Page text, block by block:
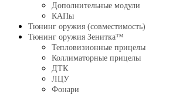
Дополнительные модули
КАПы
Тюнинг оружия (совместимость)
Тюнинг оружия Зенитка™
Тепловизионные прицелы
Коллиматорные прицелы
ДТК
ЛЦУ
Фонари